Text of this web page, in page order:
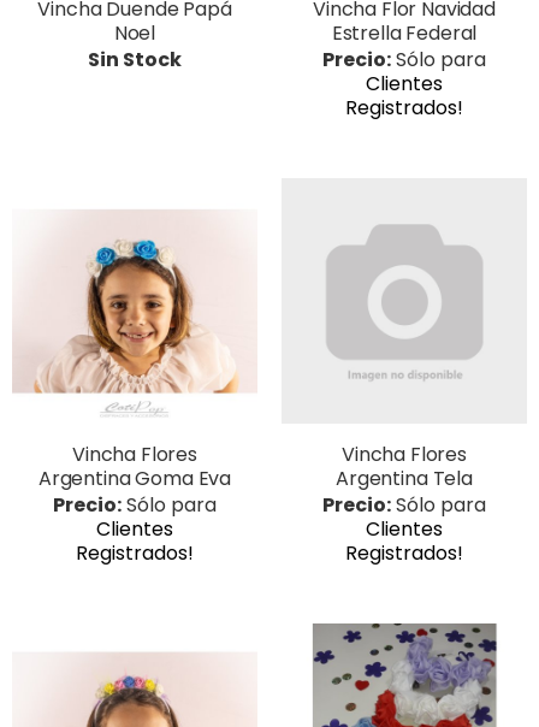
Vincha Duende Papá
Noel
Sin Stock
Vincha Flor Navidad
Estrella Federal
Precio:Sólo para
Clientes
Registrados!
Vincha Flores
Argentina Goma Eva
Precio:Sólo para
Clientes
Registrados!
Vincha Flores
Argentina Tela
Precio:Sólo para
Clientes
Registrados!